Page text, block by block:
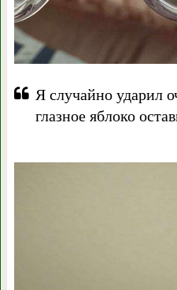
Я случайно ударил
глазное яблоко